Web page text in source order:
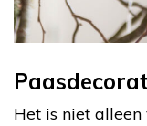
Het is niet